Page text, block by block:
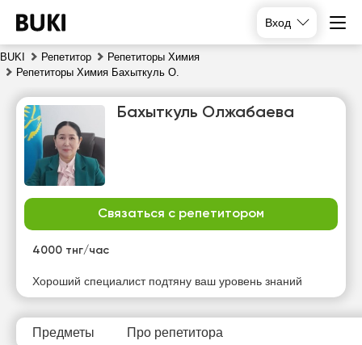
Вход
BUKI Репетитор
Репетиторы Химия
Репетиторы Химия Бахыткуль О.
Бахыткуль Олжабаева
Связаться с репетитором
4000 тнг/час
Хороший специалист подтяну ваш уровень знаний
Предметы Про репетитора
сб
вс
Нет
Нет
Нет
Нет
свободных